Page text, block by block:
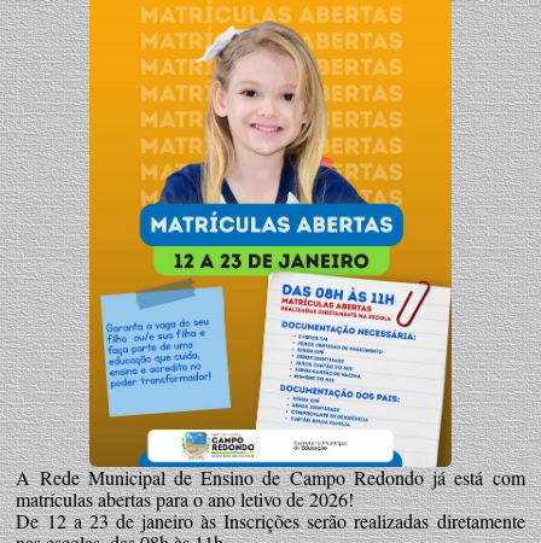
A Rede Municipal de Ensino de Campo Redondo já está com
matrículas abertas para o ano letivo de 2026!
De 12 a 23 de janeiro às Inscrições serão realizadas diretamente